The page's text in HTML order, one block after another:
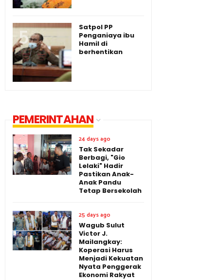
Satpol PP
Penganiaya ibu
Hamil di
berhentikan
PEMERINTAHAN
24 days ago
Tak Sekadar
Berbagi, "Gio
Lelaki" Hadir
Pastikan Anak-
Anak Pandu
Tetap Bersekolah
25 days ago
Wagub Sulut
Victor J.
Mailangkay:
Koperasi Harus
Menjadi Kekuatan
Nyata Penggerak
Ekonomi Rakyat